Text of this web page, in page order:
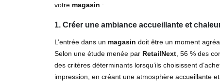
votre magasin :
1. Créer une ambiance accueillante et
L’entrée dans un magasin doit être un moment
Selon une étude menée par RetailNext , 56 % des
des critères déterminants lorsqu’ils choisissent
impression, en créant une atmosphère accueillante